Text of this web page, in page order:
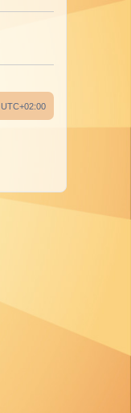
UTC+02:00